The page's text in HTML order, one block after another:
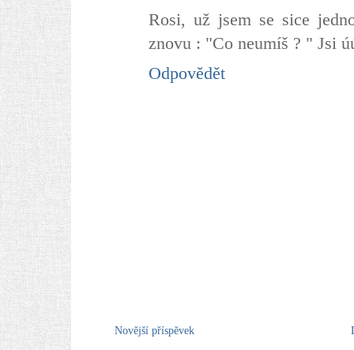
Rosi, už jsem se sice
znovu : "Co neumíš ? " Jsi
Odpovědět
Novější příspěvek